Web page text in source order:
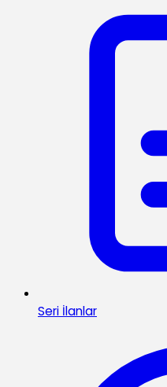
Seri İlanlar